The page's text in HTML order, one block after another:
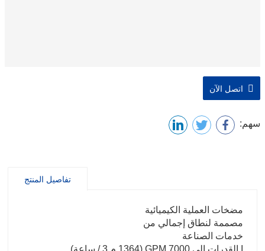
اتصل الآن
سهم:
تفاصيل المنتج
مضخات العملية الكيميائية
مصممة لنطاق إجمالي من
خدمات الصناعة